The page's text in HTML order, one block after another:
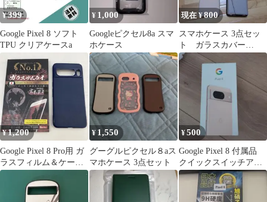
¥399
Google Pixel 8 ソフト
TPU クリアケースa
¥ 1,000
Googleピクセル8a スマ
ホケース
現在 ¥800
スマホケース 3点セッ
ト ガラスカバー
Pixel8用
¥1,200
Google Pixel 8 Pro用 ガ
ラスフィルム＆ケース
セット
¥ 1,550
グーグルピクセル８aス
マホケース 3点セット
¥500
Google Pixel 8 付属品
クイックスイッチアダ
プター ケーブル